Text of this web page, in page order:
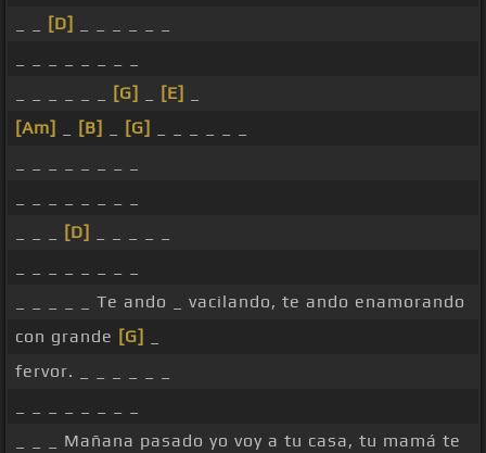
[D]
[G] [E]
[Am]
[B] [G]
[D]
_ _ _ _ _ Te ando _ vacilando, te ando enamorando
con grande [G]
fervor. _ _ _ _ _ _
_ _ _ Mañana pasado yo voy a tu casa, tu mamá te